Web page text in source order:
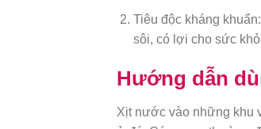
Tiêu độc kháng
sôi, có lợi cho sức
Hướng dẫn
Xịt nước vào những khu